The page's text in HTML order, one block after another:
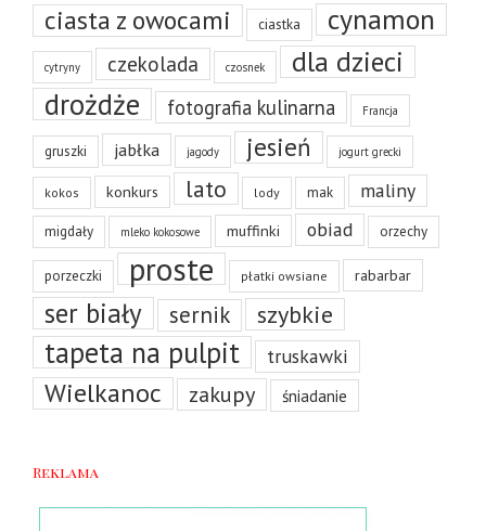
ciasta z owocami ciastka cynamon
cytryny czekolada czosnek dla dzieci
drożdże fotografia kulinarna Francja
gruszki jabłka jagody jesień jogurt grecki
kokos konkurs lato lody mak maliny
migdały mleko kokosowe muffinki obiad orzechy
porzeczki proste płatki owsiane rabarbar
ser biały sernik szybkie
tapeta na pulpit truskawki
Wielkanoc zakupy śniadanie
Reklama